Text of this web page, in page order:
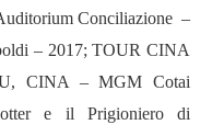
Conciliazione –
– 2017; TOUR CINA
CINA – MGM Cotai
e il Prigioniero di